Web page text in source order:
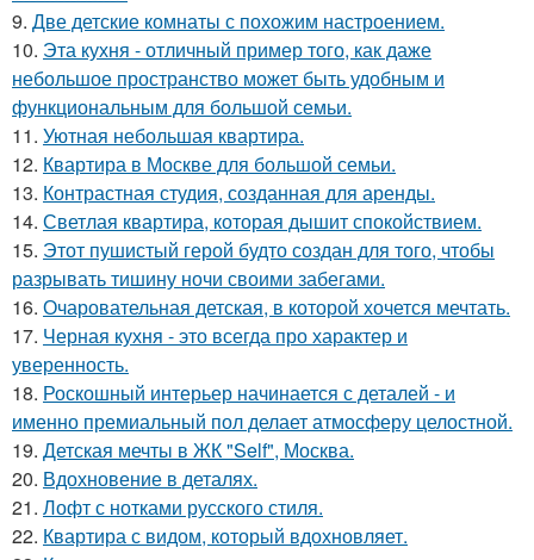
9. Две детские комнаты с похожим настроением.
10. Эта кухня - отличный пример того, как даже
небольшое пространство может быть удобным и
функциональным для большой семьи.
11. Уютная небольшая квартира.
12. Квартира в Москве для большой семьи.
13. Контрастная студия, созданная для аренды.
14. Светлая квартира, которая дышит спокойствием.
15. Этот пушистый герой будто создан для того, чтобы
разрывать тишину ночи своими забегами.
16. Очаровательная детская, в которой хочется мечтать.
17. Черная кухня - это всегда про характер и
уверенность.
18. Роскошный интерьер начинается с деталей - и
именно премиальный пол делает атмосферу целостной.
19. Детская мечты в ЖК "Self", Москва.
20. Вдохновение в деталях.
21. Лофт с нотками русского стиля.
22. Квартира с видом, который вдохновляет.